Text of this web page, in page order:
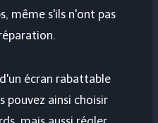
même s'ils n'ont pas
écran rabattable
pouvez ainsi choisir